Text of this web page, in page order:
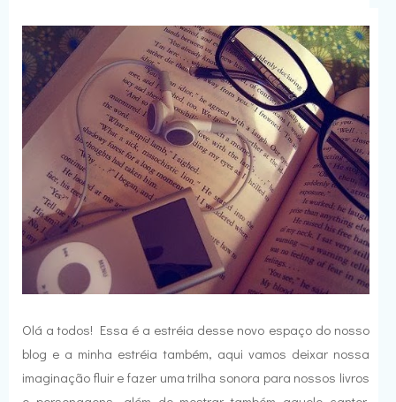
Olá a todos! Essa é a estréia desse novo espaço do nosso
blog e a minha estréia também, aqui vamos deixar nossa
imaginação fluir e fazer uma trilha sonora para nossos livros